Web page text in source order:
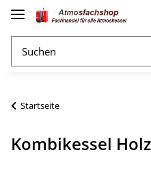
Startseite
Kombikessel